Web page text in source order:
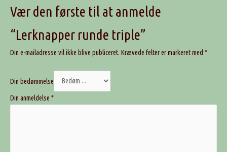
Vær den første til at anmelde
“Lerknapper runde triple”
Din e-mailadresse vil ikke blive publiceret. Krævede felter er markeret med *
Din bedømmelse
Din anmeldelse *